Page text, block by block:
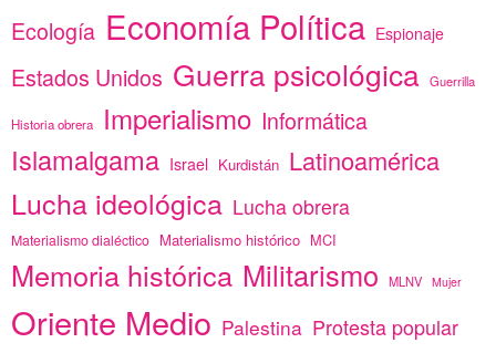
Ecología Economía Política Espionaje
Estados Unidos Guerra psicológica Guerrilla
Historia obrera Imperialismo Informática
Islamalgama Israel Kurdistán Latinoamérica
Lucha ideológica Lucha obrera
Materialismo dialéctico Materialismo histórico MCI
Memoria histórica Militarismo MLNV Mujer
Oriente Medio Palestina Protesta popular